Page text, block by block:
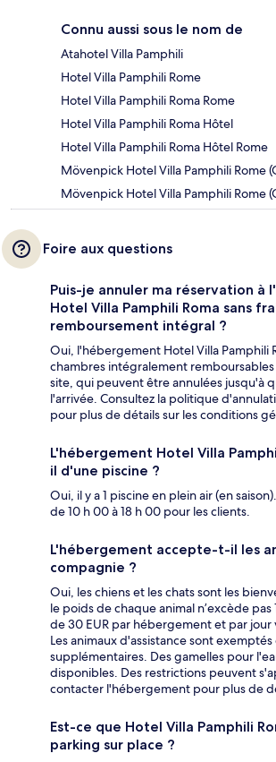
Connu aussi sous le nom de
Atahotel Villa Pamphili
Hotel Villa Pamphili Rome
Hotel Villa Pamphili Roma Rome
Hotel Villa Pamphili Roma Hôtel
Hotel Villa Pamphili Roma Hôtel Rome
Mövenpick Hotel Villa Pamphili Rome
Mövenpick Hotel Villa Pamphili Rome
Foire aux questions
Puis-je annuler ma réservation à
Hotel Villa Pamphili Roma sans
remboursement intégral ?
Oui, l'hébergement Hotel Villa Pamphili
chambres intégralement
site, qui peuvent être annulées jusqu'à
l'arrivée. Consultez la politique
pour plus de détails sur les conditions
L'hébergement Hotel Villa
il d'une piscine ?
Oui, il y a 1 piscine en plein air (en
de 10 h 00 à 18 h 00 pour les clients.
L'hébergement accepte-t-il les
compagnie ?
Oui, les chiens et les chats sont les
le poids de chaque animal n’excède
de 30 EUR par hébergement et par jour
Les animaux d'assistance sont
supplémentaires. Des gamelles pour
disponibles. Des restrictions peuvent
contacter l'hébergement pour plus de
Est-ce que Hotel Villa Pamphili
parking sur place ?